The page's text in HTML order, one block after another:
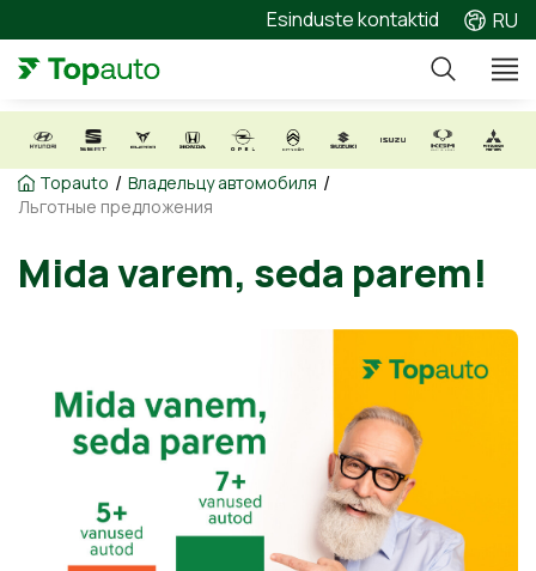
Esinduste kontaktid RU
Topauto / Владельцу автомобиля /
Льготные предложения
Mida varem, seda parem!